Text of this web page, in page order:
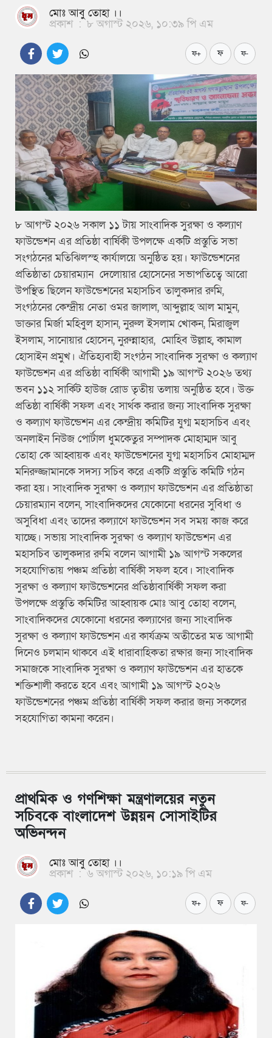
মোঃ আবু তোহা ।।
প্রকাশ : ৮ অগাস্ট ২০২৬, ১০:৩৯ পি এম
ফ+ ফ ফ-
৮ আগস্ট ২০২৬ সকাল ১১ টায় সাংবাদিক সুরক্ষা ও কল্যাণ
ফাউন্ডেশন এর প্রতিষ্ঠা বার্ষিকী উপলক্ষে একটি প্রস্তুতি সভা
সংগঠনের মতিঝিলস্হ কার্যালয়ে অনুষ্ঠিত হয়। ফাউন্ডেশনের
প্রতিষ্ঠাতা চেয়ারম্যান দেলোয়ার হোসেনের সভাপতিত্বে আরো
উপস্থিত ছিলেন ফাউন্ডেশনের মহাসচিব তালুকদার রুমি,
সংগঠনের কেন্দ্রীয় নেতা ওমর জালাল, আব্দুল্লাহ আল মামুন,
ডাক্তার মির্জা মহিবুল হাসান, নুরুল ইসলাম খোকন, মিরাজুল
ইসলাম, সানোয়ার হোসেন, নুরুন্নাহার, মোহিব উল্লাহ, কামাল
হোসাইন প্রমুখ। ঐতিহ্যবাহী সংগঠন সাংবাদিক সুরক্ষা ও কল্যাণ
ফাউন্ডেশন এর প্রতিষ্ঠা বার্ষিকী আগামী ১৯ আগস্ট ২০২৬ তথ্য
ভবন ১১২ সার্কিট হাউজ রোড তৃতীয় তলায় অনুষ্ঠিত হবে। উক্ত
প্রতিষ্ঠা বার্ষিকী সফল এবং সার্থক করার জন্য সাংবাদিক সুরক্ষা
ও কল্যাণ ফাউন্ডেশন এর কেন্দ্রীয় কমিটির যুগ্ম মহাসচিব এবং
অনলাইন নিউজ পোর্টাল ধুমকেতুর সম্পাদক মোহাম্মদ আবু
তোহা কে আহ্বায়ক এবং ফাউন্ডেশনের যুগ্ম মহাসচিব মোহাম্মদ
মনিরুজ্জামানকে সদস্য সচিব করে একটি প্রস্তুতি কমিটি গঠন
করা হয়। সাংবাদিক সুরক্ষা ও কল্যাণ ফাউন্ডেশন এর প্রতিষ্ঠাতা
চেয়ারম্যান বলেন, সাংবাদিকদের যেকোনো ধরনের সুবিধা ও
অসুবিধা এবং তাদের কল্যাণে ফাউন্ডেশন সব সময় কাজ করে
যাচ্ছে। সভায় সাংবাদিক সুরক্ষা ও কল্যাণ ফাউন্ডেশন এর
মহাসচিব তালুকদার রুমি বলেন আগামী ১৯ আগস্ট সকলের
সহযোগিতায় পঞ্চম প্রতিষ্ঠা বার্ষিকী সফল হবে। সাংবাদিক
সুরক্ষা ও কল্যাণ ফাউন্ডেশনের প্রতিষ্ঠাবার্ষিকী সফল করা
উপলক্ষে প্রস্তুতি কমিটির আহ্বায়ক মোঃ আবু তোহা বলেন,
সাংবাদিকদের যেকোনো ধরনের কল্যাণের জন্য সাংবাদিক
সুরক্ষা ও কল্যাণ ফাউন্ডেশন এর কার্যক্রম অতীতের মত আগামী
দিনেও চলমান থাকবে এই ধারাবাহিকতা রক্ষার জন্য সাংবাদিক
সমাজকে সাংবাদিক সুরক্ষা ও কল্যাণ ফাউন্ডেশন এর হাতকে
শক্তিশালী করতে হবে এবং আগামী ১৯ আগস্ট ২০২৬
ফাউন্ডেশনের পঞ্চম প্রতিষ্ঠা বার্ষিকী সফল করার জন্য সকলের
সহযোগিতা কামনা করেন।
প্রাথমিক ও গণশিক্ষা মন্ত্রণালয়ের নতুন
সচিবকে বাংলাদেশ উন্নয়ন সোসাইটির
অভিনন্দন
মোঃ আবু তোহা ।।
প্রকাশ : ৬ অগাস্ট ২০২৬, ১০:১৯ পি এম
ফ+ ফ ফ-